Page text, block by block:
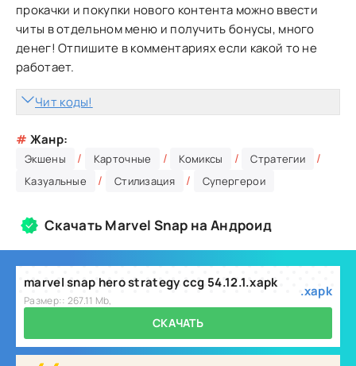
прокачки и покупки нового контента можно ввести
читы в отдельном меню и получить бонусы, много
денег! Отпишите в комментариях если какой то не
работает.
Чит коды!
# Жанр:
Экшены / Карточные / Комиксы / Стратегии /
Казуальные / Стилизация / Супергерои
Скачать Marvel Snap на Андроид
marvel snap hero strategy ccg 54.12.1.xapk
Размер:: 267.11 Mb,
.xapk
СКАЧАТЬ